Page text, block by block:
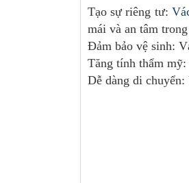
Tạo sự riêng tư:
mái và an tâm
Đảm bảo vệ sinh:
Tăng tính thẩm
Dễ dàng di